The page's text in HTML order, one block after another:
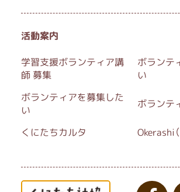
活動案内
学習支援ボランティア講
師 募集
ボランテ
い
ボランティアを募集した
い
ボランテ
くにたちカルタ Okerashi